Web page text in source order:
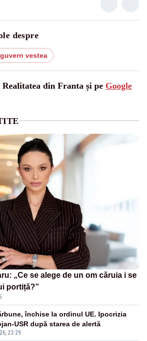
despre
guvern vestea
din Franta și pe Google
„Ce se alege de un om căruia i se
portiță?”
23:29
închise la ordinul UE. Ipocrizia
USR după starea de alertă